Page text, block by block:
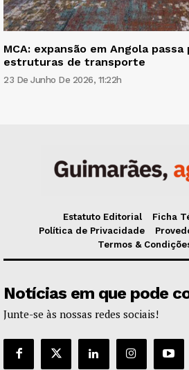
MCA: expansão em Angola
estruturas de transporte
23 De Junho De 2026, 11:22h
Estatuto Editorial
Ficha
Política de Privacidade
Termos &
Notícias em que pode
Junte-se às nossas redes sociais!